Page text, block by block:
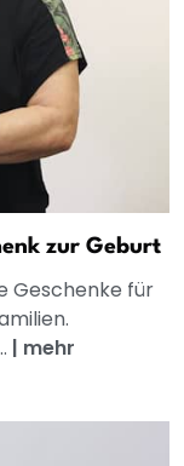
zur Geburt
Geschenke für
| mehr